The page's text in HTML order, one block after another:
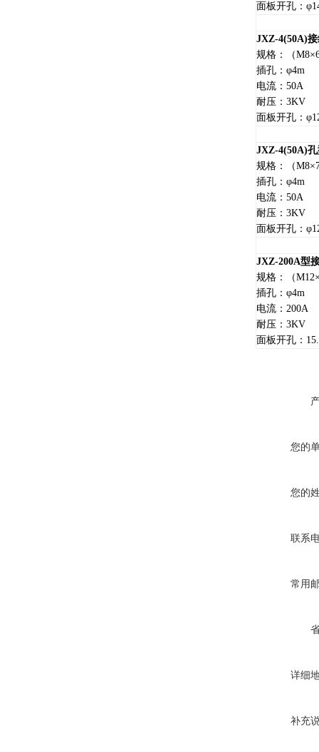
面板开孔：
JXZ-4(50A)
规格：（
插孔：φ4m
电流：50A
耐压：3KV
面板开孔：
JXZ-4(50A)
规格：（
插孔：φ4m
电流：50A
耐压：3KV
面板开孔：
JXZ-200A型
规格：（
插孔：φ4m
电流：200A
耐压：3KV
面板开孔：
您的
您的
联系
常用
详细
补充